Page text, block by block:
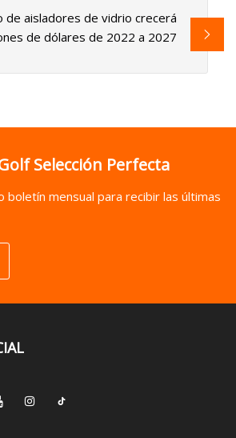
de aisladores de vidrio crecerá
de dólares de 2022 a 2027
Selección Perfecta
boletín mensual para recibir las últimas